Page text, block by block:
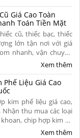
Giá Cao Toàn
Toán Tiền Mặt
cũ, thiếc bạc, thiếc
lớn tận nơi với giá
nhanh, vận chuyển
và có hoa hồng cao
Xem thêm
Liệu Giá Cao
kim phế liệu giá cao,
thu mua các loại
chip hợp kim cũ
khảo sát nhanh chóng,
Xem thêm